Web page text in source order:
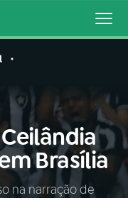
Brasília
na narração de